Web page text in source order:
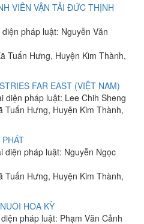
VIÊN VẬN TẢI ĐỨC THỊNH
pháp luật: Nguyễn Văn
Tuấn Hưng, Huyện Kim Thành,
FAR EAST (VIỆT NAM)
diện pháp luật: Lee Chih Sheng
Tuấn Hưng, Huyện Kim Thành,
diện pháp luật: Nguyễn Ngọc
Tuấn Hưng, Huyện Kim Thành,
HOA KỲ
pháp luật: Phạm Văn Cảnh